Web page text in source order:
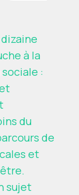
à la
:
du
de
et
sujet